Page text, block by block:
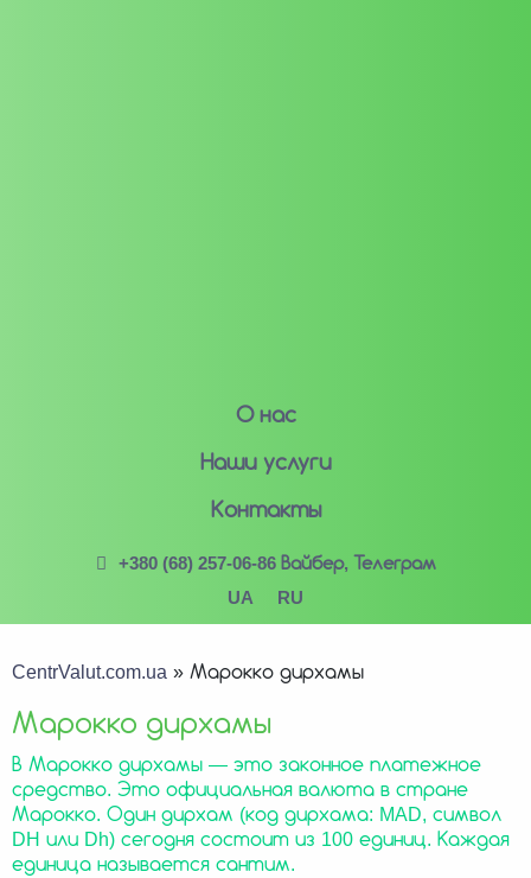
О нас
Наши услуги
Контакты
+380 (68) 257-06-86 Вайбер, Телеграм
UA
RU
CentrValut.com.ua » Марокко дирхамы
Марокко дирхамы
В Марокко дирхамы — это законное платежное
средство. Это официальная валюта в стране
Марокко. Один дирхам (код дирхама: MAD, символ
DH или Dh) сегодня состоит из 100 единиц. Каждая
единица называется сантим.